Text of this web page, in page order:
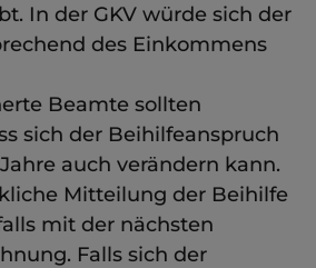
In der GKV würde sich der
des Einkommens
Beamte sollten
sich der Beihilfeanspruch
auch verändern kann.
Mitteilung der Beihilfe
mit der nächsten
Falls sich der